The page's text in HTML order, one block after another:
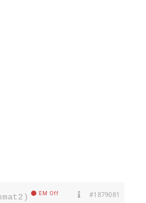
EM Off #1879081